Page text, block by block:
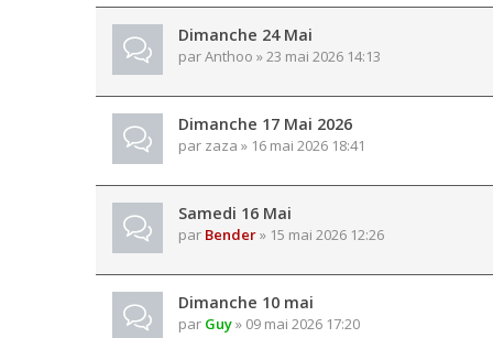
Dimanche 24 Mai
parAnthoo » 23 mai 2026 14:13
Dimanche 17 Mai 2026
par zaza » 16 mai 2026 18:41
Samedi 16 Mai
par Bender» 15 mai 2026 12:26
Dimanche 10 mai
par Guy» 09 mai 2026 17:20